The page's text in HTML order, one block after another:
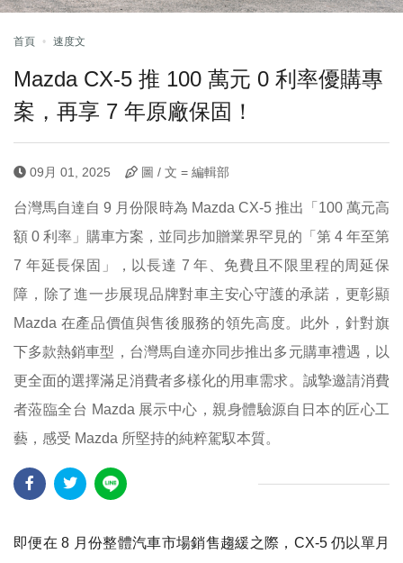
首頁 速度文
Mazda CX-5 推 100 萬元 0 利率優購專
案，再享 7 年原廠保固！
09月 01, 2025 圖 / 文 = 編輯部
台灣馬自達自 9 月份限時為 Mazda CX-5 推出「100 萬元高
額 0 利率」購車方案，並同步加贈業界罕見的「第 4 年至第
7 年延長保固」，以長達 7 年、免費且不限里程的周延保
障，除了進一步展現品牌對車主安心守護的承諾，更彰顯
Mazda 在產品價值與售後服務的領先高度。此外，針對旗
下多款熱銷車型，台灣馬自達亦同步推出多元購車禮遇，以
更全面的選擇滿足消費者多樣化的用車需求。誠摯邀請消費
者蒞臨全台 Mazda 展示中心，親身體驗源自日本的匠心工
藝，感受 Mazda 所堅持的純粹駕馭本質。
即便在 8 月份整體汽車市場銷售趨緩之際，CX-5 仍以單月